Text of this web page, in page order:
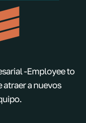
-Employee to
atraer a nuevos